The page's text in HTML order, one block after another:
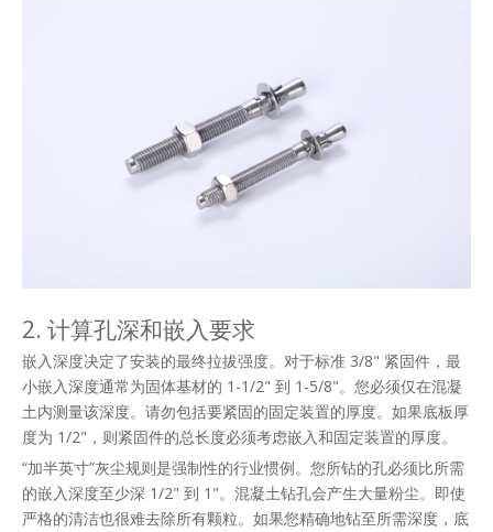
2. 计算孔深和嵌入要求
嵌入深度决定了安装的最终拉拔强度。对于标准 3/8" 紧固件，最
小嵌入深度通常为固体基材的 1-1/2" 到 1-5/8"。您​​必须仅在混凝
土内测量该深度。请勿包括要紧固的固定装置的厚度。如果底板厚
度为 1/2"，则紧固件的总长度必须考虑嵌入和固定装置的厚度。
“加半英寸”灰尘规则是强制性的行业惯例。您所钻的孔必须比所需
的嵌入深度至少深 1/2" 到 1"。混凝土钻孔会产生大量粉尘。即使
严格的清洁也很难去除所有颗粒。如果您精确地钻至所需深度，底